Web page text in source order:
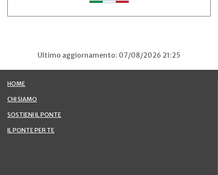
Ultimo aggiornamento: 07/08/2026 21:25
HOME
CHI SIAMO
SOSTIENI IL PONTE
IL PONTE PER TE